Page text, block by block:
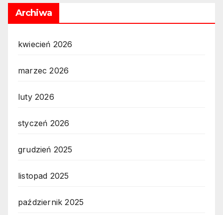
Archiwa
kwiecień 2026
marzec 2026
luty 2026
styczeń 2026
grudzień 2025
listopad 2025
październik 2025